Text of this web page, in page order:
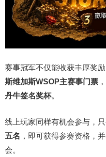
赛事冠军不仅能收获丰厚奖
斯维加斯WSOP主赛事门票
丹牛签名奖杯。
线上玩家同样有机会参与，
五名 ，即可获得参赛资格，
会。